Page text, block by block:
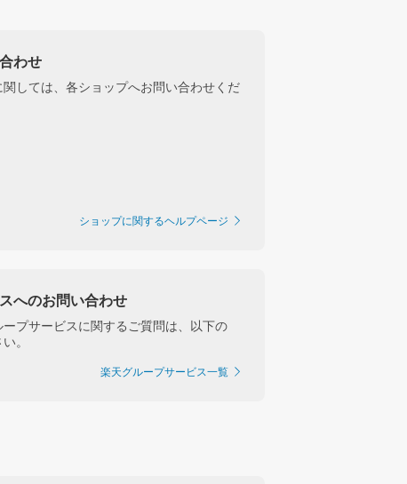
わせ
しては、各ショップへお問い合わせくだ
ショップに関するヘルプページ
へのお問い合わせ
ープサービスに関するご質問は、以下の
。
楽天グループサービス一覧